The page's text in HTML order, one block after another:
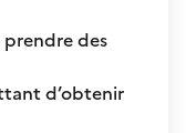
prendre des
d’obtenir